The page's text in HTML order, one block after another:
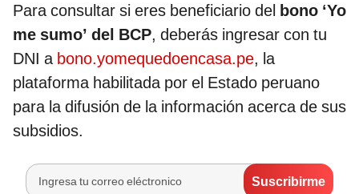
Para consultar si eres beneficiario del bono ‘Yo
me sumo’ del BCP, deberás ingresar con tu
DNI a bono.yomequedoencasa.pe, la
plataforma habilitada por el Estado peruano
para la difusión de la información acerca de sus
subsidios.